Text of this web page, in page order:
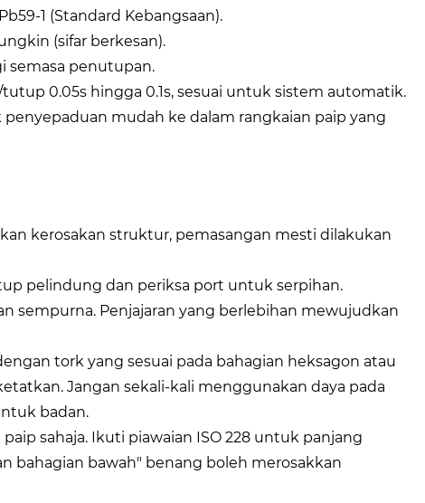
1 (Standard Kebangsaan).
(sifar berkesan).
semasa penutupan.
0.05s hingga 0.1s, sesuai untuk sistem automatik.
mudah ke dalam rangkaian paip yang
kerosakan struktur, pemasangan mesti dilakukan
pelindung dan periksa port untuk serpihan.
sempurna. Penjajaran yang berlebihan mewujudkan
tork yang sesuai pada bahagian heksagon atau
Jangan sekali-kali menggunakan daya pada
badan.
sahaja. Ikuti piawaian ISO 228 untuk panjang
bahagian bawah" benang boleh merosakkan